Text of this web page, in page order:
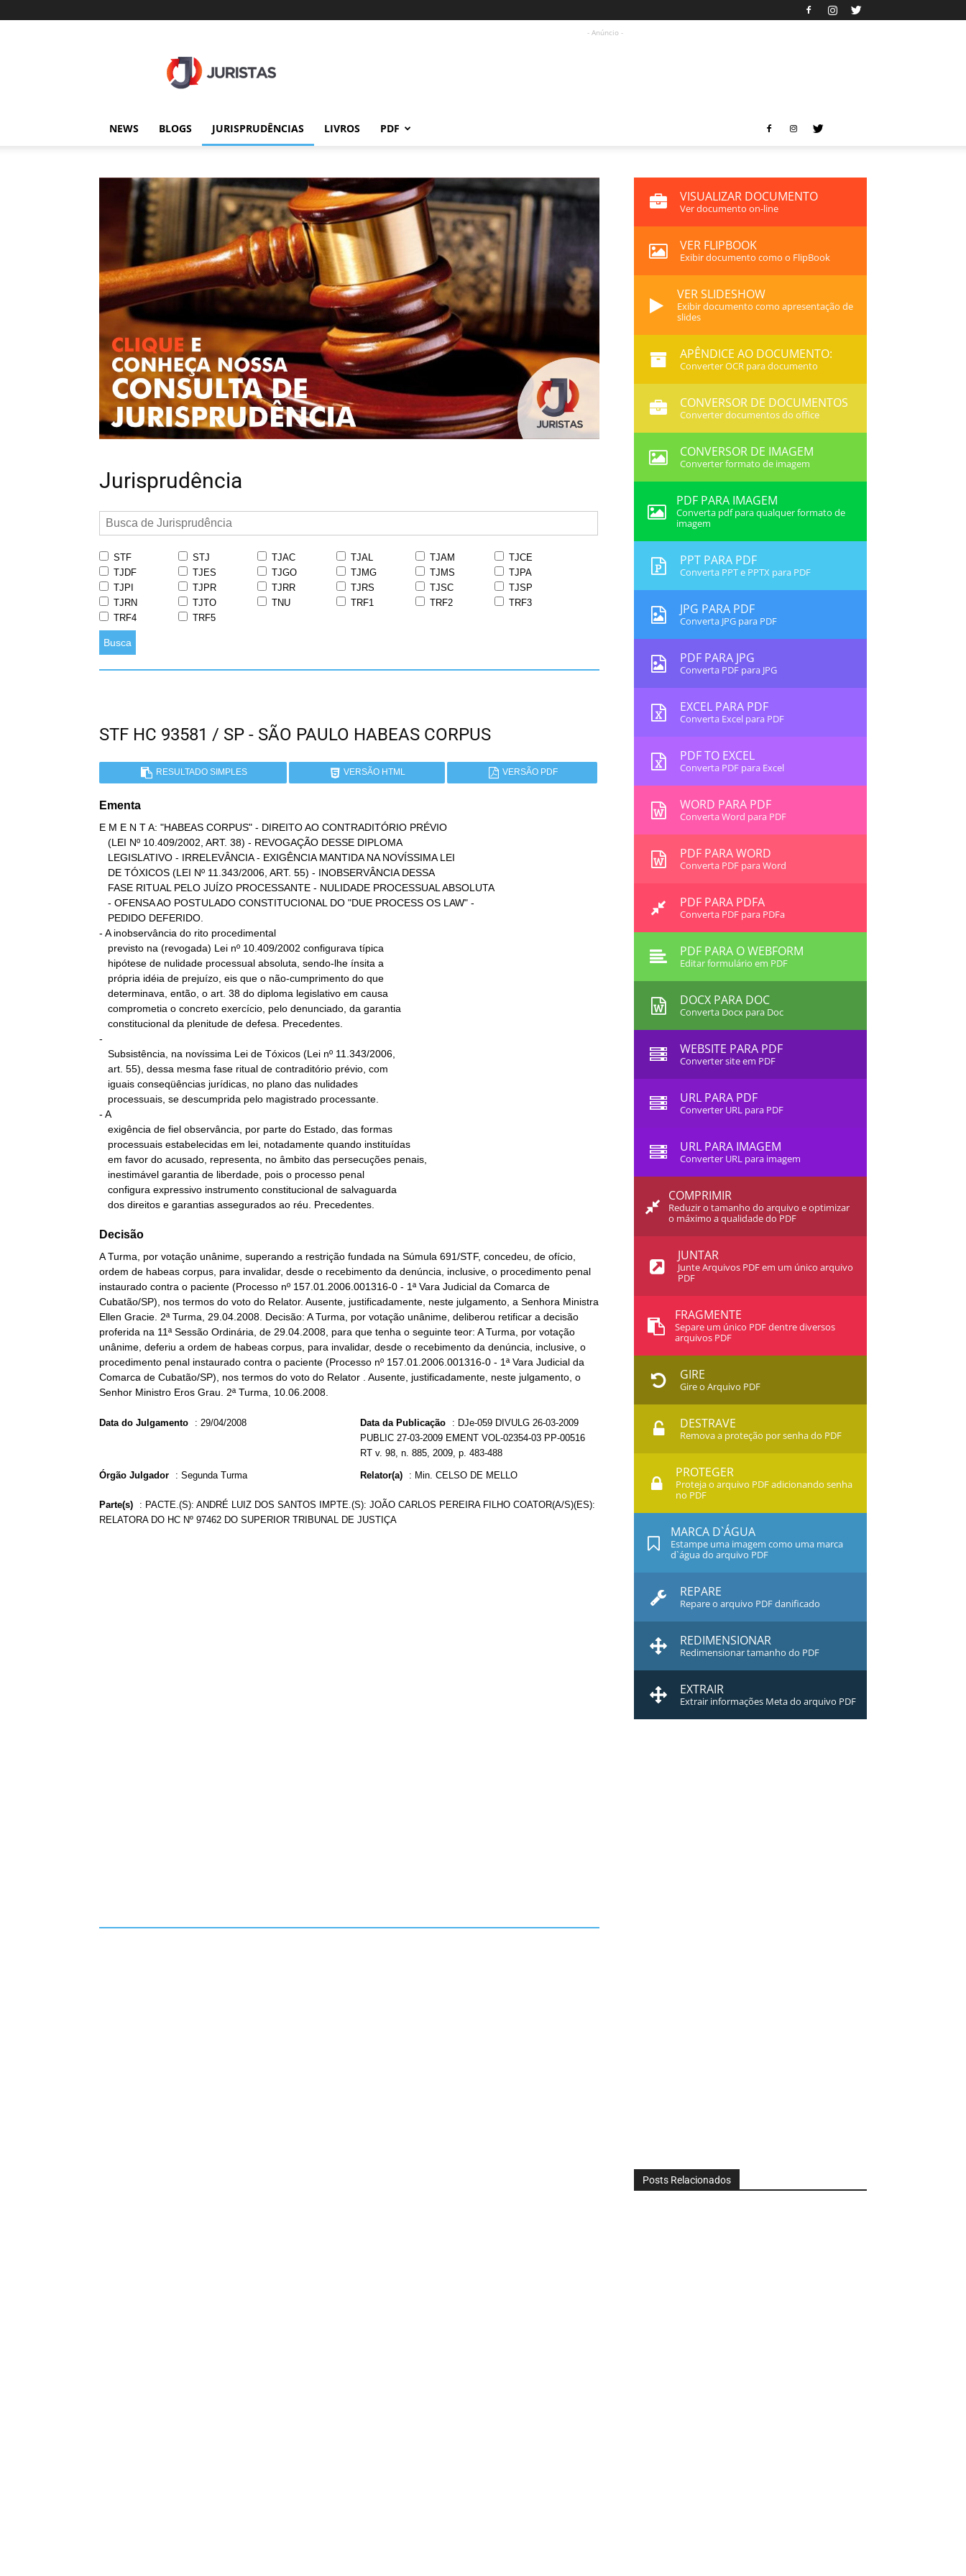
- Anúncio -
NEWS BLOGS JURISPRUDÊNCIAS LIVROS PDF
Jurisprudência
STF STJ TJAC TJAL TJAM
TJCE
TJDF
TJES TJGO TJMG TJMS
TJPA
TJPI
TJPR TJRR TJRS TJSC
TJSP
TJRN
TJTO TNU TRF1 TRF2
TRF3
TRF4
TRF5
Busca
STF HC 93581 / SP - SÃO PAULO HABEAS CORPUS
RESULTADO SIMPLES VERSÃO HTML VERSÃO PDF
Ementa
E M E N T A: "HABEAS CORPUS" - DIREITO AO CONTRADITÓRIO PRÉVIO
- A inobservância do rito procedimental
-
- A
   dos direitos e garantias assegurados ao réu. Precedentes.
Decisão
A Turma, por votação unânime, superando a restrição fundada na Súmula 691/STF, concedeu, de ofício,
ordem de habeas corpus, para invalidar, desde o recebimento da denúncia, inclusive, o procedimento penal
instaurado contra o paciente (Processo nº 157.01.2006.001316-0 - 1ª Vara Judicial da Comarca de
Cubatão/SP), nos termos do voto do Relator. Ausente, justificadamente, neste julgamento, a Senhora Ministra
Ellen Gracie. 2ª Turma, 29.04.2008. Decisão: A Turma, por votação unânime, deliberou retificar a decisão
proferida na 11ª Sessão Ordinária, de 29.04.2008, para que tenha o seguinte teor: A Turma, por votação
unânime, deferiu a ordem de habeas corpus, para invalidar, desde o recebimento da denúncia, inclusive, o
procedimento penal instaurado contra o paciente (Processo nº 157.01.2006.001316-0 - 1ª Vara Judicial da
Comarca de Cubatão/SP), nos termos do voto do Relator . Ausente, justificadamente, neste julgamento, o
Senhor Ministro Eros Grau. 2ª Turma, 10.06.2008.
Data do Julgamento : 29/04/2008 Data da Publicação : DJe-059 DIVULG 26-03-2009
PUBLIC 27-03-2009 EMENT VOL-02354-03 PP-00516
RT v. 98, n. 885, 2009, p. 483-488
Órgão Julgador : Segunda Turma Relator(a) : Min. CELSO DE MELLO
Parte(s) : PACTE.(S): ANDRÉ LUIZ DOS SANTOS IMPTE.(S): JOÃO CARLOS PEREIRA FILHO COATOR(A/S)(ES):
RELATORA DO HC Nº 97462 DO SUPERIOR TRIBUNAL DE JUSTIÇA
VISUALIZAR DOCUMENTO
Ver documento on-line
VER FLIPBOOK
Exibir documento como o FlipBook
VER SLIDESHOW
Exibir documento como apresentação de
slides
APÊNDICE AO DOCUMENTO:
Converter OCR para documento
CONVERSOR DE DOCUMENTOS
Converter documentos do office
CONVERSOR DE IMAGEM
Converter formato de imagem
PDF PARA IMAGEM
Converta pdf para qualquer formato de
imagem
PPT PARA PDF
Converta PPT e PPTX para PDF
JPG PARA PDF
Converta JPG para PDF
PDF PARA JPG
Converta PDF para JPG
EXCEL PARA PDF
Converta Excel para PDF
PDF TO EXCEL
Converta PDF para Excel
WORD PARA PDF
Converta Word para PDF
PDF PARA WORD
Converta PDF para Word
PDF PARA PDFA
Converta PDF para PDFa
PDF PARA O WEBFORM
Editar formulário em PDF
DOCX PARA DOC
Converta Docx para Doc
WEBSITE PARA PDF
Converter site em PDF
URL PARA PDF
Converter URL para PDF
URL PARA IMAGEM
Converter URL para imagem
COMPRIMIR
Reduzir o tamanho do arquivo e optimizar
o máximo a qualidade do PDF
JUNTAR
Junte Arquivos PDF em um único arquivo
PDF
FRAGMENTE
Separe um único PDF dentre diversos
arquivos PDF
GIRE
Gire o Arquivo PDF
DESTRAVE
Remova a proteção por senha do PDF
PROTEGER
Proteja o arquivo PDF adicionando senha
no PDF
MARCA D`ÁGUA
Estampe uma imagem como uma marca
d`água do arquivo PDF
REPARE
Repare o arquivo PDF danificado
REDIMENSIONAR
Redimensionar tamanho do PDF
EXTRAIR
Extrair informações Meta do arquivo PDF
Posts Relacionados